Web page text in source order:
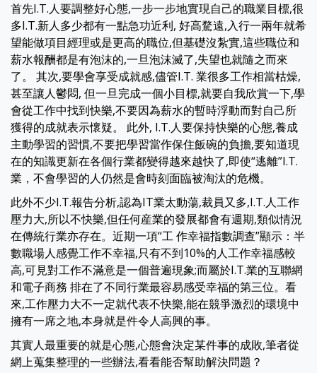
首先I.T.人要調整好心態,一步一步地實現自己的職業目標,很
多I.T.新人多少都有一點急功近利, 好高騖遠,入行一兩年就希
望能做項目經理或是更高的職位,但基礎沒紮實,這些職位和
薪水報酬都是有泡沫的,一旦泡沫滅了,失望也就隨之而來
了。 其次,要學會享受成就感,儘管I.T. 業很多工作相當枯燥,
甚至讓人鬱悶, 但一旦完成一個小目標,就要自我欣賞一下,學
會從工作中找到快樂,不要因為薪水的暫時浮動而對自己所
獲得的成就表示懷疑。 此外, I.T.人要保持快樂的心態,養成
主動學習的習慣,不要把學習當作保住飯碗的負擔,要知道現
在的知識更新在各個行業都變得越來越快了,即使“逃離”I.T.
業，不會學習的人仍然是會時刻面臨被淘汰的危機。
此外不少I.T.報告分析,認為IT業太動蕩,裁員又多,I.T.人工作
壓力大,所以不快樂,但任何産業的發展都會有週期,類似情況
在傳統行業亦存在。近期一項“工 作幸福指數調查”顯示：半
數職場人感覺工作不幸福,只有不到10%的人工作幸福感較
高,可見對工作不滿意是一個普遍現象;而屬於I.T.業的互聯網
和電子商務 排在了不同行業最容易感受幸福的第三位。看
來,工作壓力大不一定就代表不快樂,能在競爭激烈的環境中
擁有一席之地,本身就是件令人高興的事。
其實人最重要的就是心態,心態會決定某件事的成敗,筆者從
網上蒐集整理的一些辦法,看看能否幫助解決問題？